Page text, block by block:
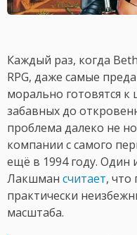
Каждый раз, когда
RPG, даже самые
морально готовятся к
забавных до
проблема далеко не
компании с самого
ещё в 1994 году. Один
Лакшман считает, что
практически
масштаба.